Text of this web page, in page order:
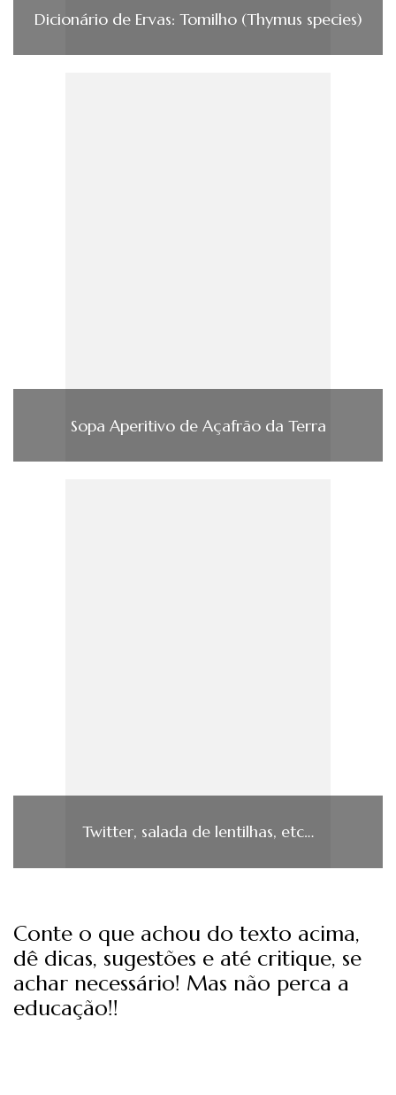
Dicionário de Ervas: Tomilho (Thymus species)
Sopa Aperitivo de Açafrão da Terra
Twitter, salada de lentilhas, etc…
Conte o que achou do texto acima,
dê dicas, sugestões e até critique, se
achar necessário! Mas não perca a
educação!!